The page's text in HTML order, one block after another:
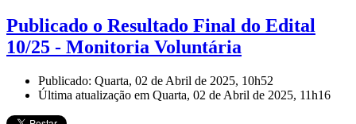
Publicado o Resultado Final do Edital
10/25 - Monitoria Voluntária
Publicado: Quarta, 02 de Abril de 2025, 10h52
Última atualização em Quarta, 02 de Abril de 2025, 11h16